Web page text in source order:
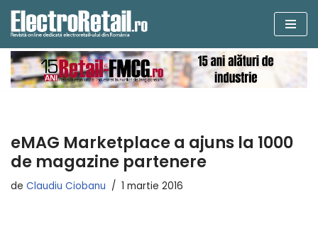
Sari
la
conținut
eMAG Marketplace a ajuns la 1000
de magazine partenere
de Claudiu Ciobanu 1 martie 2016